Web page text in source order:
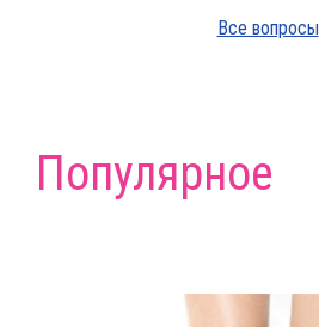
Все вопросы
Популярное